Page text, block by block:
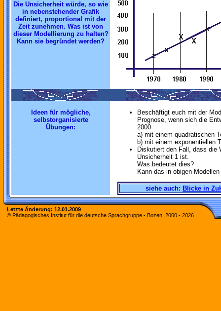
Die Unsicherheit würde, so wie
in nebenstehender Grafik
definiert, proportional mit der
Zeit zunehmen. Was ist von
dieser Modellierung zu halten?
Kann sie begründet werden?
Ideen für mögliche,
selbstorganisierte
Übungen:
Beschäftigt euch mit der
Prognose, wenn sich die
2000
a) mit einem quadratischen
b) mit einem exponentiellen
Diskutiert den Fall, dass die
Unsicherheit 1 ist.
Was bedeutet dies?
Kann das in obigen
siehe auch: Blicke in
Letzte Änderung: 12.01.2009
© Pädagogisches Institut für die deutsche Sprachgruppe - Bozen. 2000 - 2026